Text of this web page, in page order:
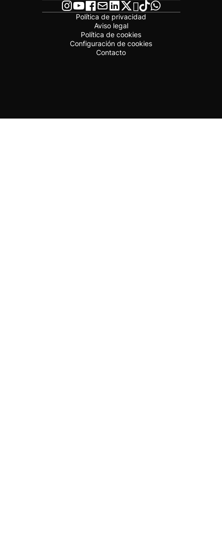
Política de privacidad
Aviso legal
Política de cookies
Configuración de cookies
Contacto